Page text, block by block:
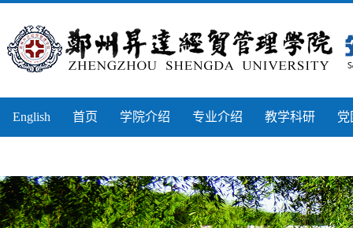
English 首页 学院介绍 专业介绍 教学科研 党